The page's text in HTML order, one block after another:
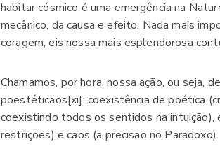
habitar cósmico é uma emergência na
mecânico, da causa e efeito. Nada mais
coragem, eis nossa mais esplendorosa
Chamamos, por hora, nossa ação, ou seja,
poestéticaos[xi]: coexistência de poética
coexistindo todos os sentidos na intuição),
restrições) e caos (a precisão no Paradoxo).